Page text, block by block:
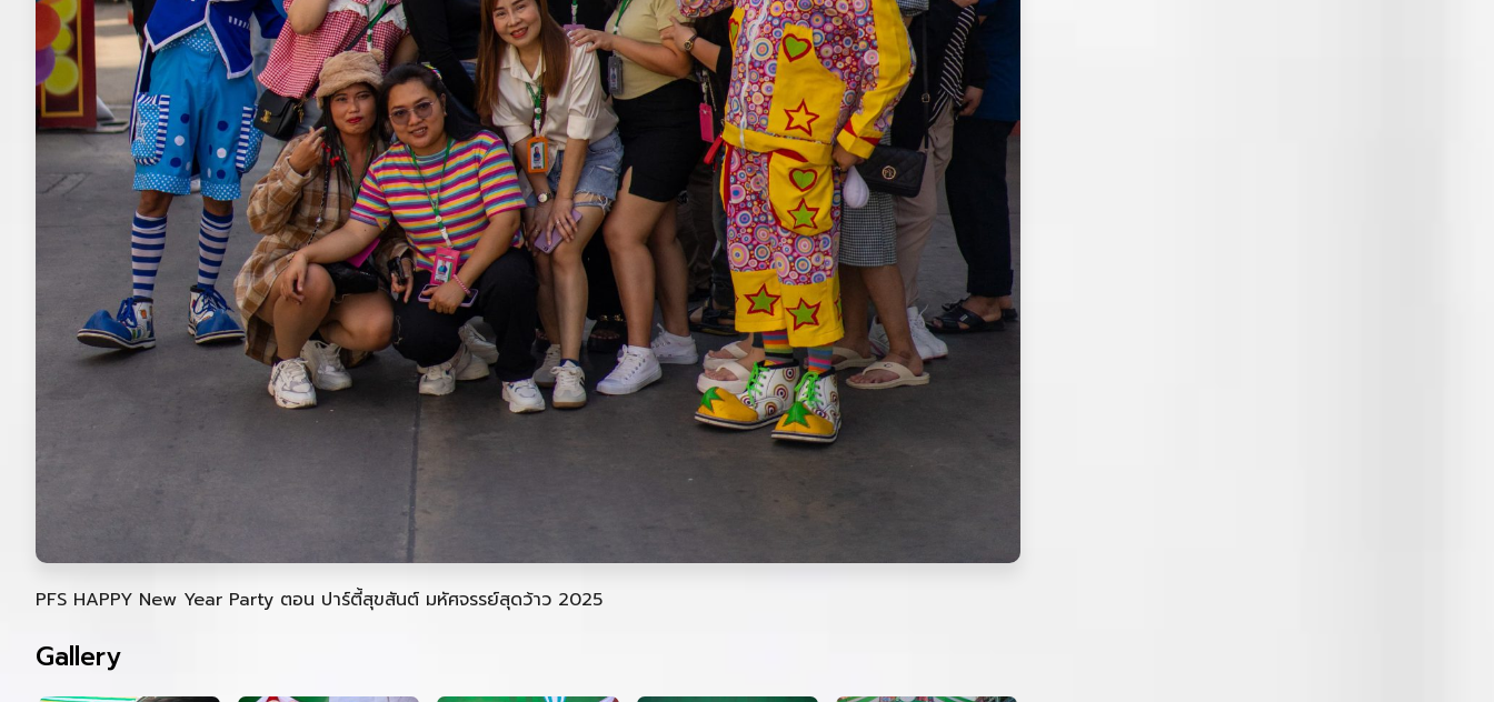
PFS HAPPY New Year Party ตอน ปาร์ตี้สุขสันต์ มหัศจรรย์สุดว้าว 2025
Gallery